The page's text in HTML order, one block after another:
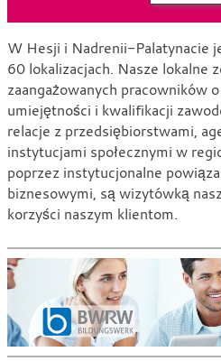
W Hesji i Nadrenii-Palatynacie
60 lokalizacjach. Nasze lokalne
zaangażowanych pracowników
umiejętności i kwalifikacji
relacje z przedsiębiorstwami,
instytucjami społecznymi w
poprzez instytucjonalne
biznesowymi, są wizytówką
korzyści naszym klientom.